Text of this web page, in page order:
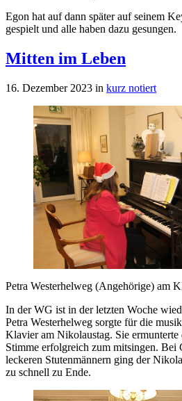
Egon hat auf dann später auf seinem
gespielt und alle haben dazu gesungen.
Mitten im Leben
16. Dezember 2023 in kurz notiert
Petra Westerhelweg (Angehörige) am
In der WG ist in der letzten Woche
Petra Westerhelweg sorgte für die
Klavier am Nikolaustag. Sie
Stimme erfolgreich zum mitsingen. Bei
leckeren Stutenmännern ging der
zu schnell zu Ende.